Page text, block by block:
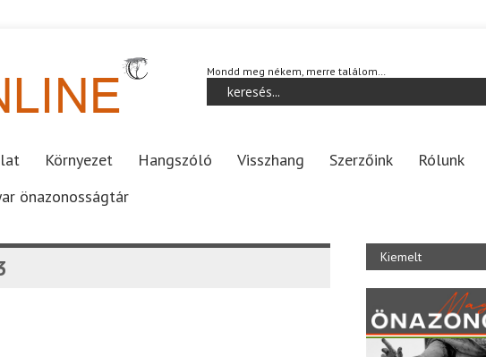
Mondd meg nékem, merre találom…
Környezet Hangszóló Visszhang Szerzőink Rólunk
önazonosságtár
Kiemelt